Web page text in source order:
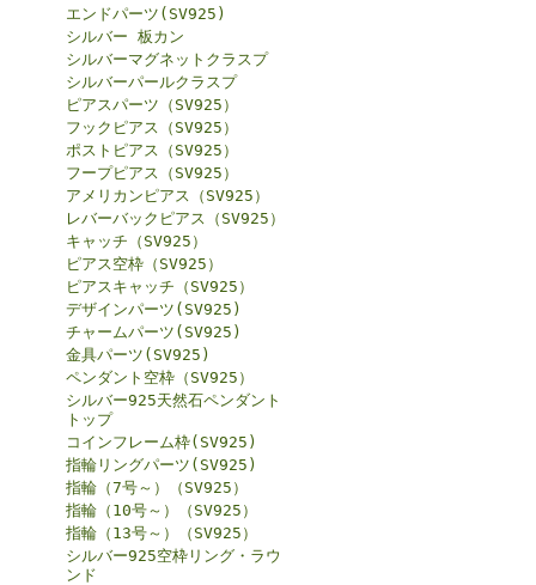
エンドパーツ(SV925)
シルバー 板カン
シルバーマグネットクラスプ
シルバーパールクラスプ
ピアスパーツ（SV925）
フックピアス（SV925）
ポストピアス（SV925）
フープピアス（SV925）
アメリカンピアス（SV925）
レバーバックピアス（SV925）
キャッチ（SV925）
ピアス空枠（SV925）
ピアスキャッチ（SV925）
デザインパーツ(SV925)
チャームパーツ(SV925)
金具パーツ(SV925)
ペンダント空枠（SV925）
シルバー925天然石ペンダント
トップ
コインフレーム枠(SV925)
指輪リングパーツ(SV925)
指輪（7号～）（SV925）
指輪（10号～）（SV925）
指輪（13号～）（SV925）
シルバー925空枠リング・ラウ
ンド